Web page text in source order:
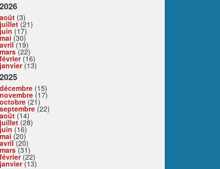
2026
août (3)
juillet(21)
juin (17)
mai (30)
avril(19)
mars(22)
février(16)
janvier(13)
2025
décembre (15)
novembre (17)
octobre (21)
septembre (22)
août (14)
juillet(28)
juin (16)
mai (20)
avril(20)
mars(31)
février(22)
janvier(13)